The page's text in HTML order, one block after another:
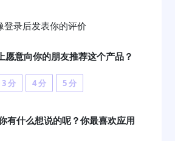
登录后发表你的评价
愿意向你的朋友推荐这个产品？
3 分 4 分 5 分
有什么想说的呢？你最喜欢应用